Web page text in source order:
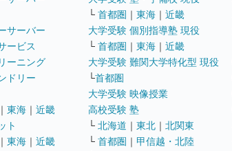
サーバー
ービス
ーニング
ドリー
東海 ｜ 近畿
ト
東海 ｜ 近畿
└ 首都圏 ｜ 東海 ｜ 近畿
大学受験 個別指導塾 現役
└ 首都圏 ｜ 東海 ｜ 近畿
大学受験 難関大学特化型 現役
└首都圏
大学受験 映像授業
高校受験 塾
└ 北海道 ｜ 東北 ｜ 北関東
└ 首都圏 ｜ 甲信越・北陸